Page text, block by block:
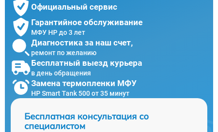
Официальный сервис
Гарантийное обслуживание
МФУ HP до 3 лет
Диагностика за наш счет,
ремонт по желанию
Бесплатный выезд курьера
в день обращения
Замена термопленки МФУ
HP Smart Tank 500 от 35 минут
Бесплатная консультация со
специалистом